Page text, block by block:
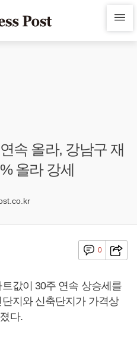
속 올라, 강남구 재
올라 강세
0
값이 30주 연속 상승세를
지와 신축단지가 가격상
다.